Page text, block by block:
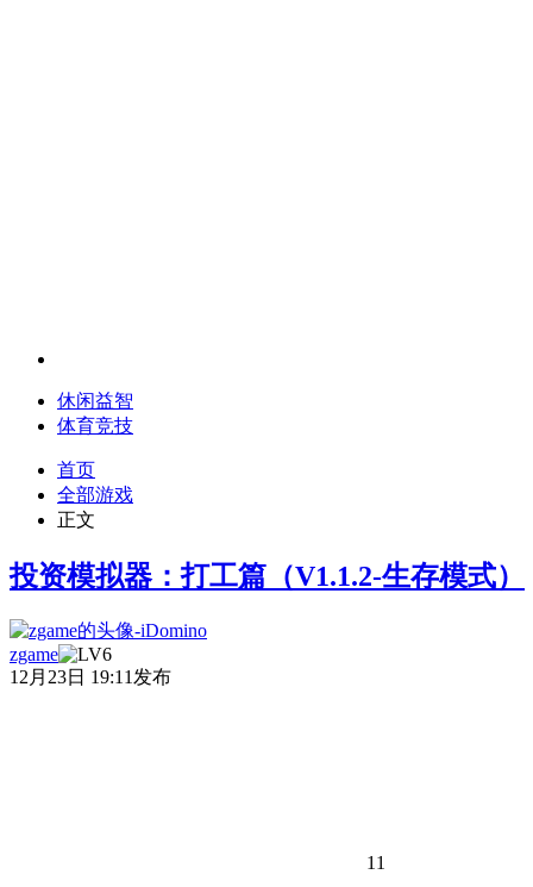
休闲益智
体育竞技
首页
全部游戏
正文
投资模拟器：打工篇（V1.1.2-生存模式）
zgame
12月23日 19:11发布
11